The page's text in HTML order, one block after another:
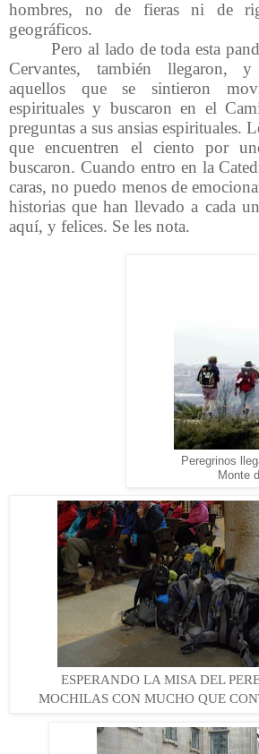
hombres, no de fieras ni de
geográficos.
Pero al lado de toda esta
Cervantes, también llegaron,
aquellos que se sintieron
espirituales y buscaron en el
preguntas a sus ansias espirituales.
que encuentren el ciento por
buscaron. Cuando entro en la
caras, no puedo menos de
historias que han llevado a cada
aquí, y felices. Se les nota.
Peregrinos
Monte
ESPERANDO LA MISA DEL
MOCHILAS CON MUCHO QUE